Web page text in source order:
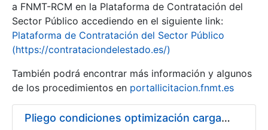
Mostrar/Ocultar
a FNMT-RCM en la Plataforma de Contratación del
Sector Público accediendo en el siguiente link:
Plataforma de Contratación del Sector Público
(https://contrataciondelestado.es/)
También podrá encontrar más información y algunos
de los procedimientos en portallicitacion.fnmt.es
Pliego condiciones optimización cargas compras firmado